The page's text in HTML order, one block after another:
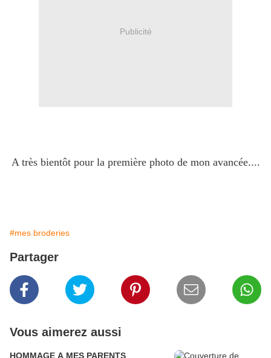
Publicité
A très bientôt pour la première photo de mon avancée....
#mes broderies
Partager
Vous aimerez aussi
HOMMAGE A MES PARENTS